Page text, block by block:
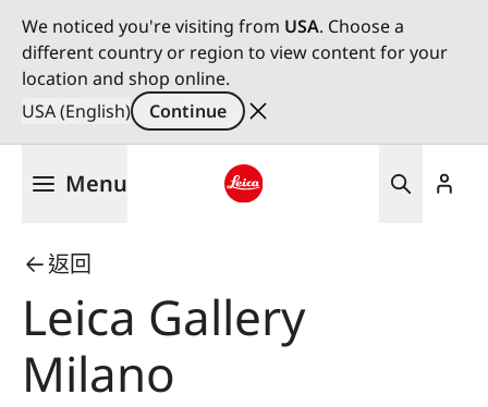
We noticed you're visiting from USA. Choose a
different country or region to view content for your
location and shop online.
USA (English)
Continue
Menu
返回
Leica Gallery
Milano